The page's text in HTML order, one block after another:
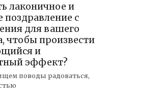
лаконичное и
поздравление с
для вашего
чтобы произвести
и
эффект?
поводы радоваться,